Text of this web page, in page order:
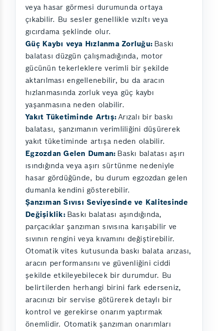
veya hasar görmesi durumunda ortaya
çıkabilir. Bu sesler genellikle vızıltı veya
gıcırdama şeklinde olur.
Güç Kaybı veya Hızlanma Zorluğu: Baskı
balatası düzgün çalışmadığında, motor
gücünün tekerleklere verimli bir şekilde
aktarılması engellenebilir, bu da aracın
hızlanmasında zorluk veya güç kaybı
yaşanmasına neden olabilir.
Yakıt Tüketiminde Artış: Arızalı bir baskı
balatası, şanzımanın verimliliğini düşürerek
yakıt tüketiminde artışa neden olabilir.
Egzozdan Gelen Duman: Baskı balatası aşırı
ısındığında veya aşırı sürtünme nedeniyle
hasar gördüğünde, bu durum egzozdan gelen
dumanla kendini gösterebilir.
Şanzıman Sıvısı Seviyesinde ve Kalitesinde
Değişiklik: Baskı balatası aşındığında,
parçacıklar şanzıman sıvısına karışabilir ve
sıvının rengini veya kıvamını değiştirebilir.
Otomatik vites kutusunda baskı balata arızası,
aracın performansını ve güvenliğini ciddi
şekilde etkileyebilecek bir durumdur. Bu
belirtilerden herhangi birini fark ederseniz,
aracınızı bir servise götürerek detaylı bir
kontrol ve gerekirse onarım yaptırmak
önemlidir. Otomatik şanzıman onarımları